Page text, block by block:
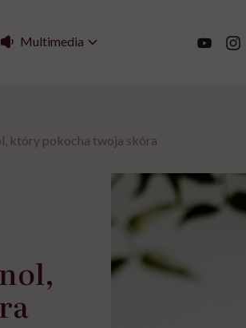
Multimedia
który pokocha twoja skóra